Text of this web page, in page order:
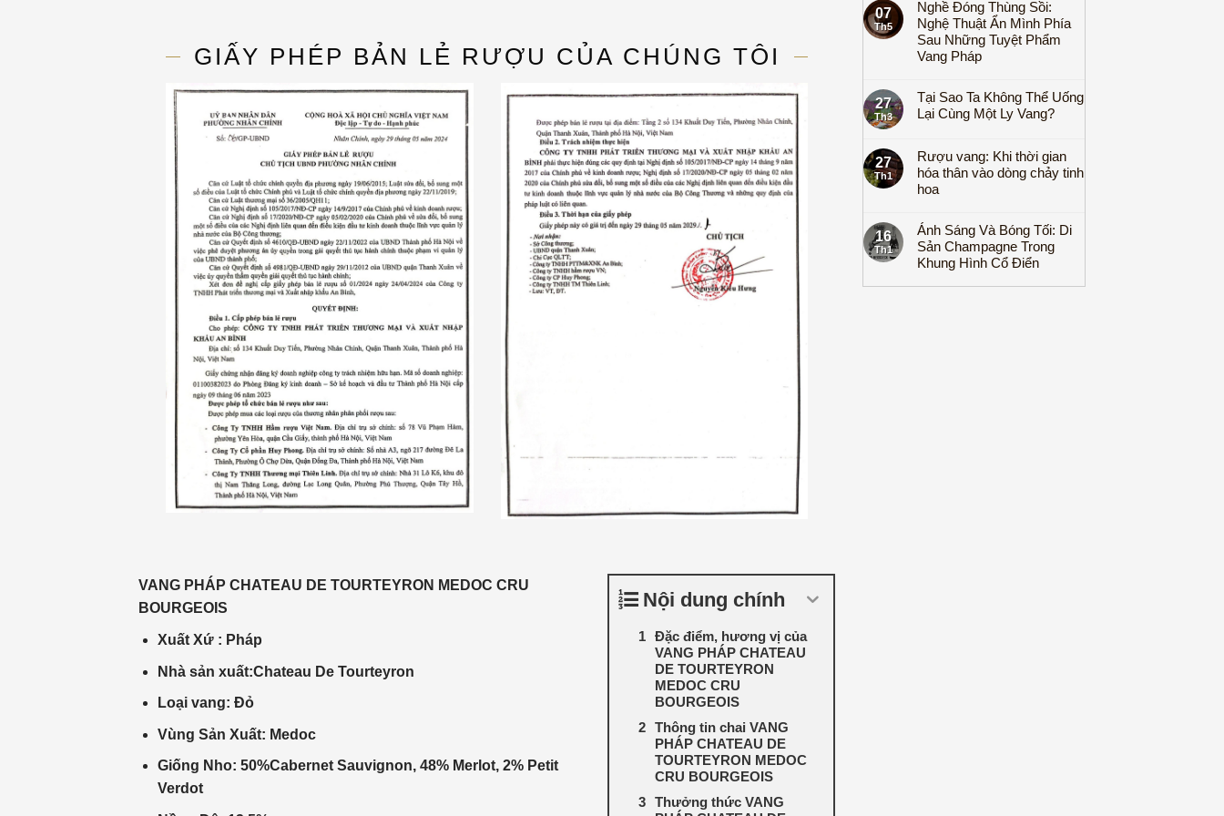
07
Th5
Nghề Đóng Thùng Sồi:
Nghệ Thuật Ẩn Mình Phía
Sau Những Tuyệt Phẩm
Vang Pháp
27
Th3
Tại Sao Ta Không Thể Uống
Lại Cùng Một Ly Vang?
27
Th1
Rượu vang: Khi thời gian
hóa thân vào dòng chảy tinh
hoa
16
Th1
Ánh Sáng Và Bóng Tối: Di
Sản Champagne Trong
Khung Hình Cổ Điển
GIẤY PHÉP BẢN LẺ RƯỢU CỦA CHÚNG TÔI
Nội dung chính
Đặc điểm, hương vị của
VANG PHÁP CHATEAU
DE TOURTEYRON
MEDOC CRU
BOURGEOIS
Thông tin chai VANG
PHÁP CHATEAU DE
TOURTEYRON MEDOC
CRU BOURGEOIS
Thưởng thức VANG
VANG PHÁP CHATEAU DE TOURTEYRON MEDOC CRU
BOURGEOIS
Xuất Xứ : Pháp
Nhàsản xuất:Chateau De Tourteyron
Loại vang: Đỏ
Vùng Sản Xuất: Medoc
Giống Nho: 50%Cabernet Sauvignon, 48% Merlot, 2% Petit
Verdot